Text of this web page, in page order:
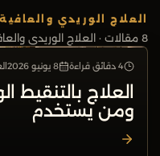
العلاج الوريدي والعافية
8 مقالات · العلاج الوريدي
4 دقائق قراءة 8 يونيو 2026
العلاج
ومن يستخدم